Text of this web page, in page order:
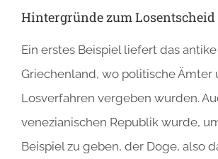
Hintergründe zum Losentscheid
Ein erstes Beispiel liefert das antike
Griechenland, wo politische Ämter
Losverfahren vergeben wurden.
venezianischen Republik wurde,
Beispiel zu geben, der Doge, also